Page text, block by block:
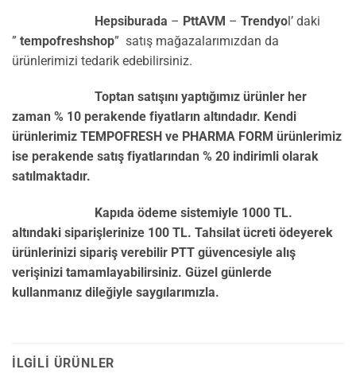
Hepsiburada – PttAVM – Trendyol’ daki
” tempofreshshop” satış mağazalarımızdan da
ürünlerimizi tedarik edebilirsiniz.
Toptan satışını yaptığımız ürünler her
zaman % 10 perakende fiyatların altındadır. Kendi
ürünlerimiz TEMPOFRESH ve PHARMA FORM ürünlerimiz
ise perakende satış fiyatlarından % 20 indirimli olarak
satılmaktadır.
Kapıda ödeme sistemiyle 1000 TL.
altındaki siparişlerinize 100 TL. Tahsilat ücreti ödeyerek
ürünlerinizi sipariş verebilir PTT güvencesiyle alış
verişinizi tamamlayabilirsiniz. Güzel günlerde
kullanmanız dileğiyle saygılarımızla.
İLGILI ÜRÜNLER